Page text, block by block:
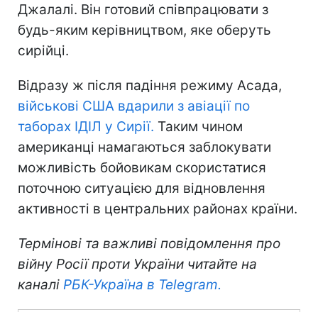
Джалалі. Він готовий співпрацювати з
будь-яким керівництвом, яке оберуть
сирійці.
Відразу ж після падіння режиму Асада,
військові США вдарили з авіації по
таборах ІДІЛ у Сирії. Таким чином
американці намагаються заблокувати
можливість бойовикам скористатися
поточною ситуацією для відновлення
активності в центральних районах країни.
Термінові та важливі повідомлення про
війну Росії проти України читайте на
каналі РБК-Україна в Telegram.